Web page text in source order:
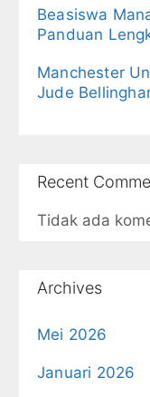
Beasiswa
Panduan
Manchester
Jude
Recent
Tidak ada
Archives
Mei 2026
Januari 2026